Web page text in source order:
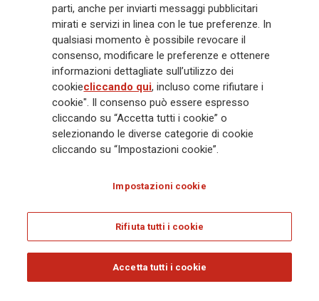
crescente in Asia e America. Al centro della strategia di Generali c'è il suo
impegno Lifetime Partner verso i clienti, realizzato attraverso soluzioni
innovative e personalizzate, un'esperienza cliente di prima classe e le sue
capacità di distribuzione globale digitalizzata. Il Gruppo ha
completamente integrato la sostenibilità in tutte le scelte strategiche, con
l'obiettivo di creare valore per tutti gli stakeholder mentre costruisce una
società più equa e resiliente.
Legal Info Cookie Policy Privacy & GDPR
parti, anche per inviarti messaggi pubblicitari
mirati e servizi in linea con le tue preferenze. In
qualsiasi momento è possibile revocare il
consenso, modificare le preferenze e ottenere
informazioni dettagliate sull’utilizzo dei
cookiecliccando qui, incluso come rifiutare i
cookie". Il consenso può essere espresso
cliccando su “Accetta tutti i cookie” o
selezionando le diverse categorie di cookie
cliccando su “Impostazioni cookie”.
Impostazioni cookie
Rifiuta tutti i cookie
Accetta tutti i cookie